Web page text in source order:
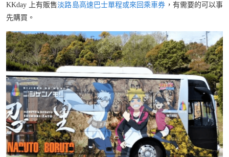
KKday 上有販售淡路島高速巴士單程或來回乘車券 ，有需要的可以事
先購買。